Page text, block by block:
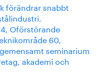
förändrar snabbt
Oförstörande
60,
seminarium
akademi och